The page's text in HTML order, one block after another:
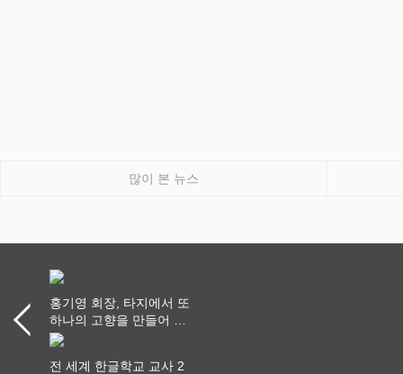
많이 본 뉴스
홍기영 회장, 타지에서 또
하나의 고향을 만들어 가
다
전 세계 한글학교 교사 2